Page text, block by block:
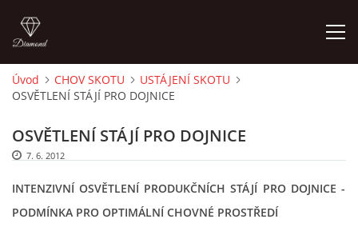
ÚVOD
PORADNA PRO CHOVATELE
O AUTOROVI, KONTAKTY
Úvod CHOV SKOTU
USTÁJENÍ SKOTU
OSVĚTLENÍ STÁJÍ PRO DOJNICE
OSVĚTLENÍ STÁJÍ PRO DOJNICE
7. 6. 2012
INTENZIVNÍ OSVĚTLENÍ PRODUKČNÍCH STÁJÍ PRO DOJNICE -
PODMÍNKA PRO OPTIMÁLNÍ CHOVNÉ PROSTŘEDÍ